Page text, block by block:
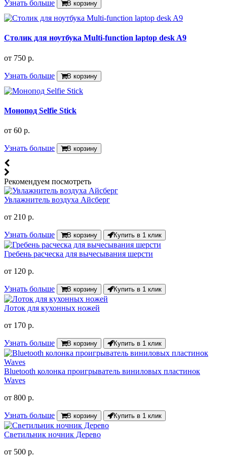
Узнать больше В корзину
Столик для ноутбука Multi-function laptop desk A9
от 750 р.
Узнать больше В корзину
Монопод Selfie Stick
от 60 р.
Узнать больше В корзину
Рекомендуем посмотреть
Увлажнитель воздуха Айсберг
от 210 р.
Узнать больше В корзину Купить в 1 клик
Гребень расческа для вычесывания шерсти
от 120 р.
Узнать больше В корзину Купить в 1 клик
Лоток для кухонных ножей
от 170 р.
Узнать больше В корзину Купить в 1 клик
Bluetooth колонка проигрыватель виниловых пластинок
Waves
от 800 р.
Узнать больше В корзину Купить в 1 клик
Светильник ночник Дерево
от 500 р.